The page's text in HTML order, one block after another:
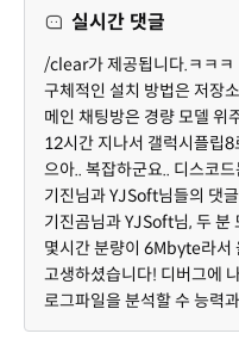
실시간 댓글
/clear가 제공됩니다.ㅋㅋㅋ